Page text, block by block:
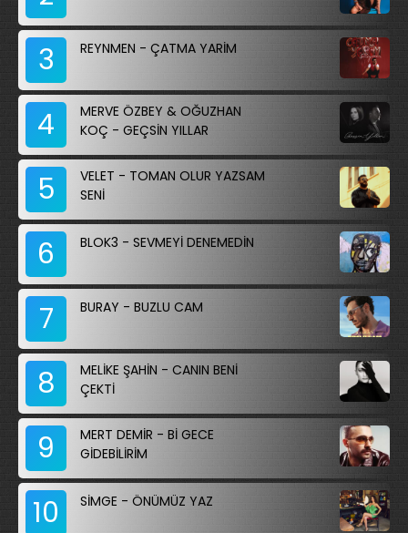
3
REYNMEN - ÇATMA YARİM
4
MERVE ÖZBEY & OĞUZHAN
KOÇ - GEÇSİN YILLAR
5
VELET - TOMAN OLUR YAZSAM
SENİ
6 BLOK3 - SEVMEYİ DENEMEDİN
7 BURAY - BUZLU CAM
8
MELİKE ŞAHİN - CANIN BENİ
ÇEKTİ
9
MERT DEMİR - Bİ GECE
GİDEBİLİRİM
10 SİMGE - ÖNÜMÜZ YAZ